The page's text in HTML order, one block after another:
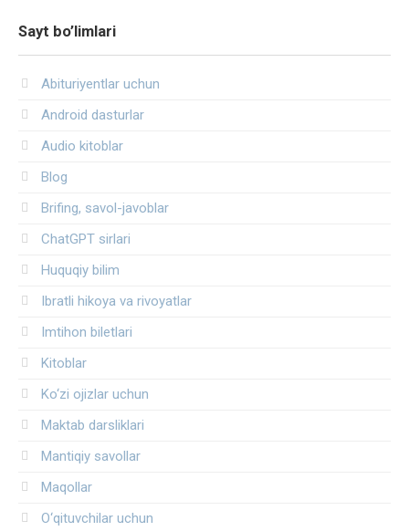
Sayt bo’limlari
Abituriyentlar uchun
Android dasturlar
Audio kitoblar
Blog
Brifing, savol-javoblar
ChatGPT sirlari
Huquqiy bilim
Ibratli hikoya va rivoyatlar
Imtihon biletlari
Kitoblar
Ko‘zi ojizlar uchun
Maktab darsliklari
Mantiqiy savollar
Maqollar
O‘qituvchilar uchun